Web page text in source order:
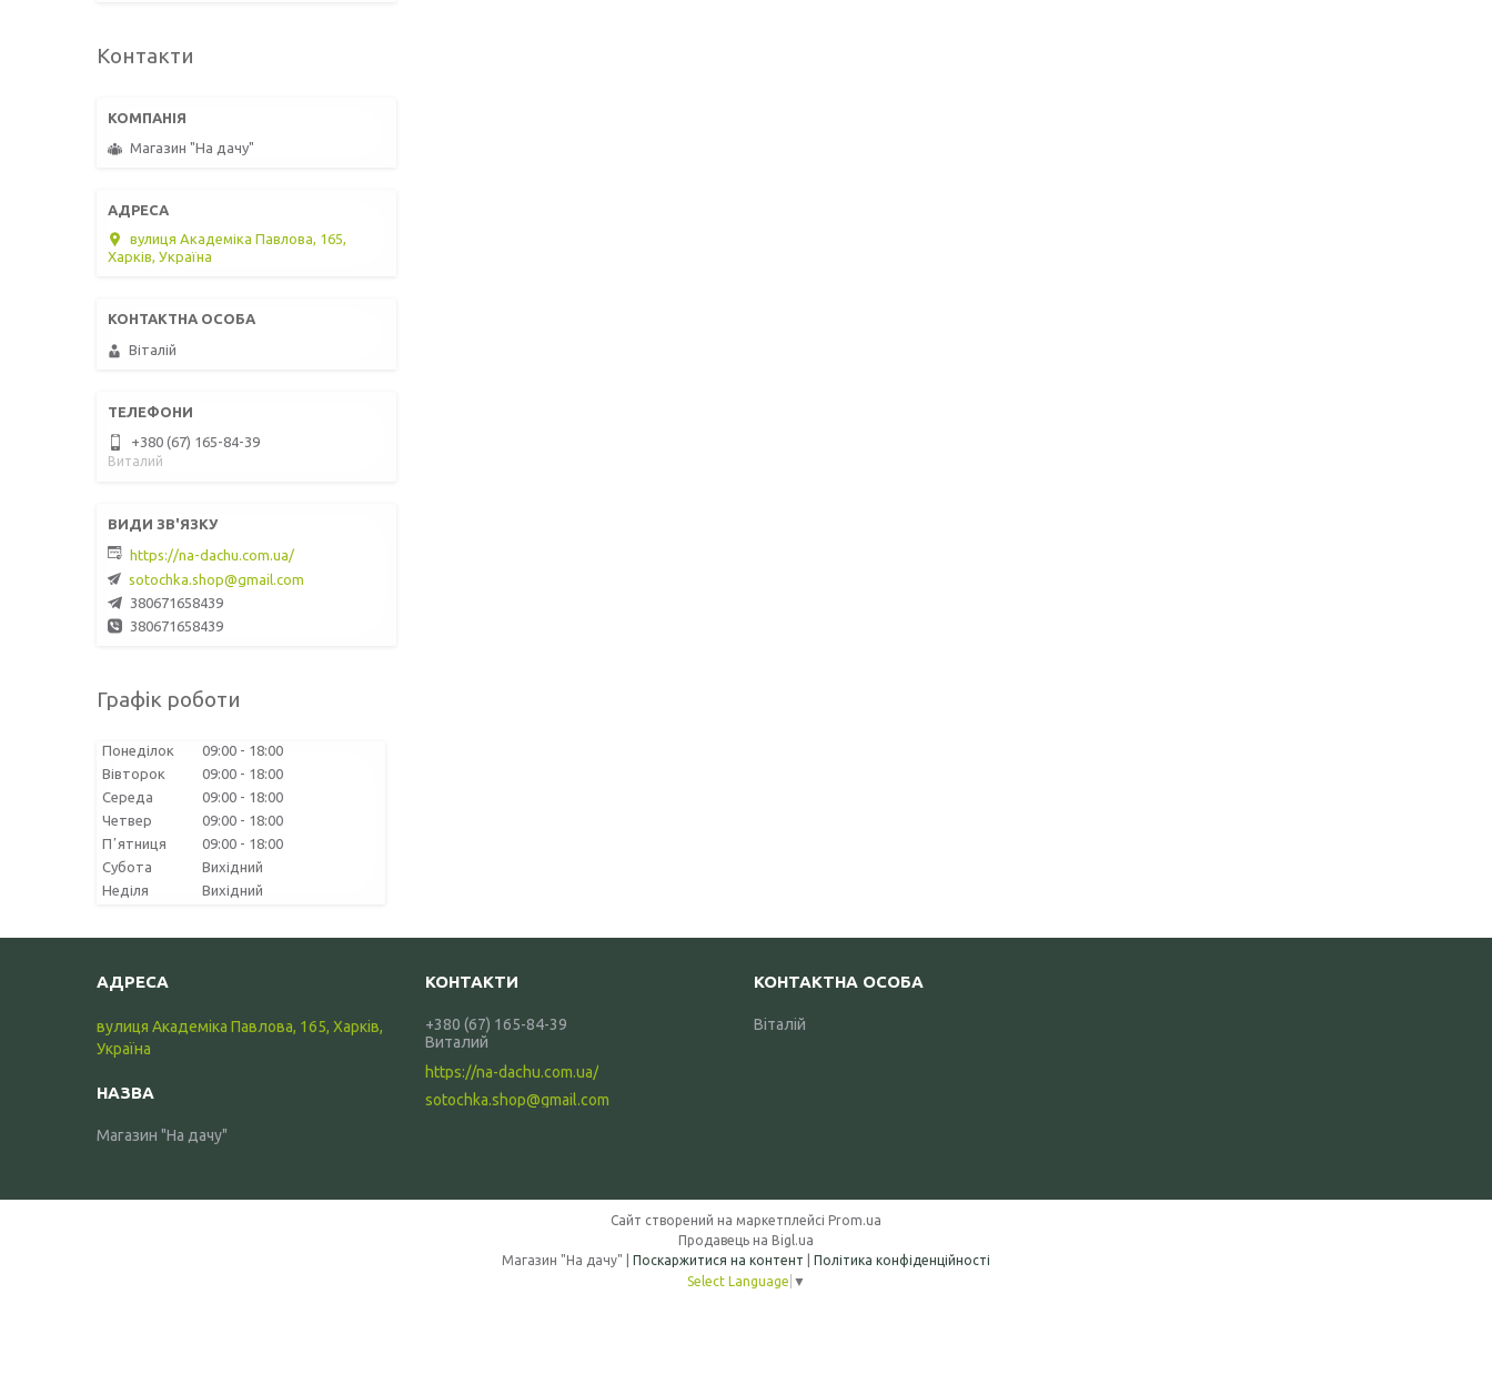
Контакти
Магазин "На дачу"
вулиця Академіка Павлова, 165,
Харків, Україна
Віталій
+380 (67) 165-84-39
Виталий
https://na-dachu.com.ua/
sotochka.shop@gmail.com
380671658439
380671658439
Графік роботи
Понеділок 09:00
18:00
Вівторок
09:00
18:00
Середа
09:00
18:00
Четвер
09:00
18:00
Пʼятниця
09:00
18:00
Субота
Вихідний
Неділя
Вихідний
вулиця Академіка Павлова, 165, Харків,
Україна
Магазин "На дачу"
+380 (67) 165-84-39
Виталий
https://na-dachu.com.ua/
sotochka.shop@gmail.com
Віталій
Сайт створений на маркетплейсі Prom.ua
Продавець на Bigl.ua
Поскаржитися на контент
Політика конфіденційності
Select Language ▼